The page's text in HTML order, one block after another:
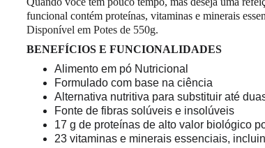
funcional contém proteínas, vitaminas e minerais
Disponível em Potes de 550g.
BENEFÍCIOS E FUNCIONALIDADES
Alimento em pó Nutricional
Formulado com base na ciência
Alternativa nutritiva para substituir até
Fonte de fibras solúveis e insolúveis
17 g de proteínas de alto valor biológico
23 vitaminas e minerais essenciais,